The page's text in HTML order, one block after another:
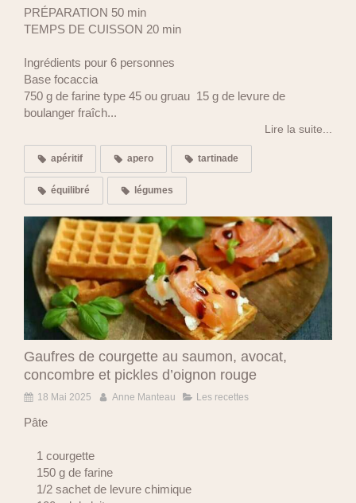
PRÉPARATION 50 min
TEMPS DE CUISSON 20 min
Ingrédients pour 6 personnes
Base focaccia
750 g de farine type 45 ou gruau 15 g de levure de
boulanger fraîch...
Lire la suite...
apéritif apero tartinade
équilibré légumes
Gaufres de courgette au saumon, avocat,
concombre et pickles d’oignon rouge
18 Mai 2025 Anne Manteau Les recettes
Pâte
1 courgette
150 g de farine
1/2 sachet de levure chimique